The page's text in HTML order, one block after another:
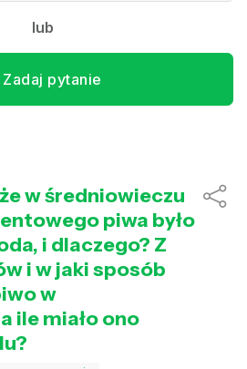
lub
Zadaj pytanie
w średniowieczu
piwa było
i dlaczego? Z
i w jaki sposób
w
ile miało ono